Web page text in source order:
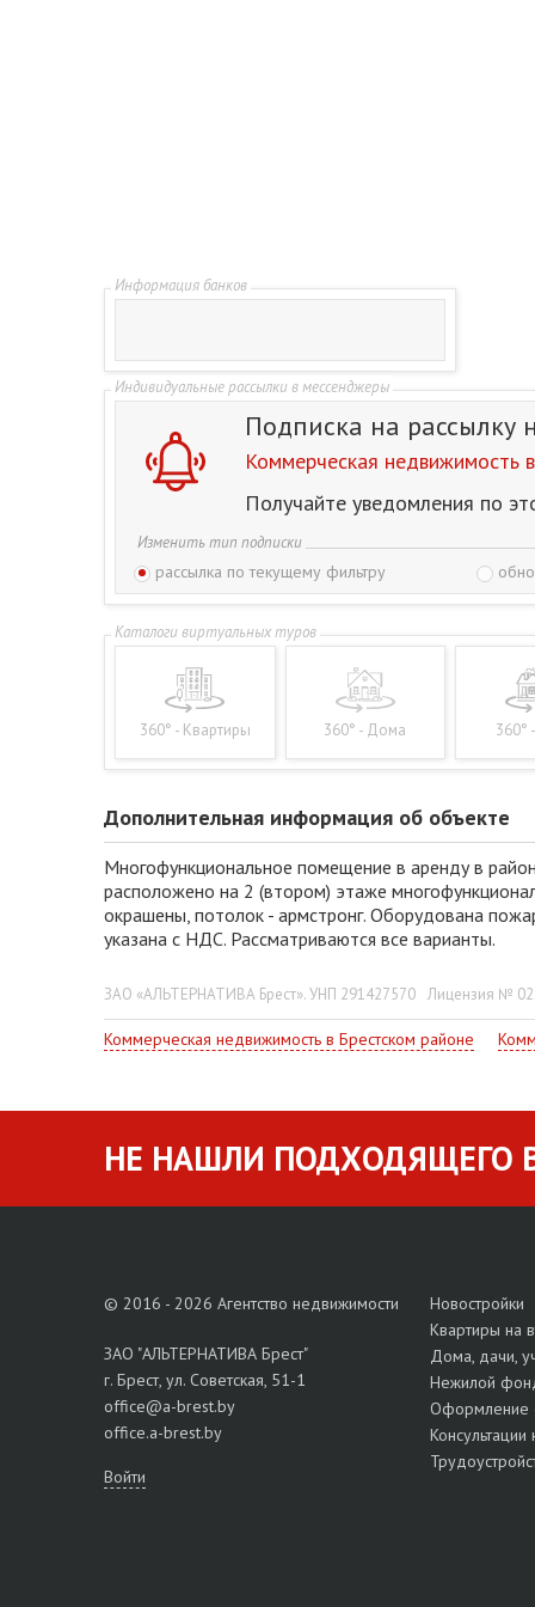
Подписка на рассылку
Коммерческая недвижимость
Получайте уведомления по
Изменить тип подписки
рассылка по текущему фильтру
360° - Квартиры 360° - Дома 360°
Дополнительная информация об объекте
Многофункциональное помещение в аренду в
расположено на 2 (втором) этаже
окрашены, потолок - армстронг. Оборудована
указана с НДС. Рассматриваются все варианты.
ЗАО «АЛЬТЕРНАТИВА Брест». УНП 291427570 Лицензия №
Коммерческая недвижимость в Брестском районе
НЕ НАШЛИ ПОДХОДЯЩЕГО
© 2016 - 2026 Агентство недвижимости
ЗАО "АЛЬТЕРНАТИВА Брест"
г. Брест, ул. Советская, 51-1
office@a-brest.by
office.a-brest.by
Войти
Новостройки
Квартиры на
Дома, дачи,
Нежилой
Оформление
Консультации